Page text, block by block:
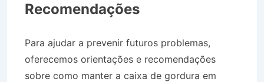
Recomendações
Para ajudar a prevenir futuros problemas,
oferecemos orientações e recomendações
sobre como manter a caixa de gordura em